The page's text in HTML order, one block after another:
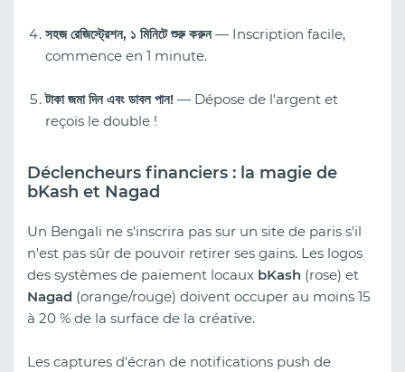
সহজ রেজিস্ট্রেশন, ১ মিনিটে শুরু করুন— Inscription facile,
commence en 1 minute.
টাকা জমা দিন এবং ডাবল পান! — Dépose de l'argent et
reçois le double !
Déclencheurs financiers : la magie de
bKash et Nagad
Un Bengali ne s'inscrira pas sur un site de paris s'il
n'est pas sûr de pouvoir retirer ses gains. Les logos
des systèmes de paiement locaux bKash (rose) et
Nagad (orange/rouge) doivent occuper au moins 15
à 20 % de la surface de la créative.
Les captures d'écran de notifications push de